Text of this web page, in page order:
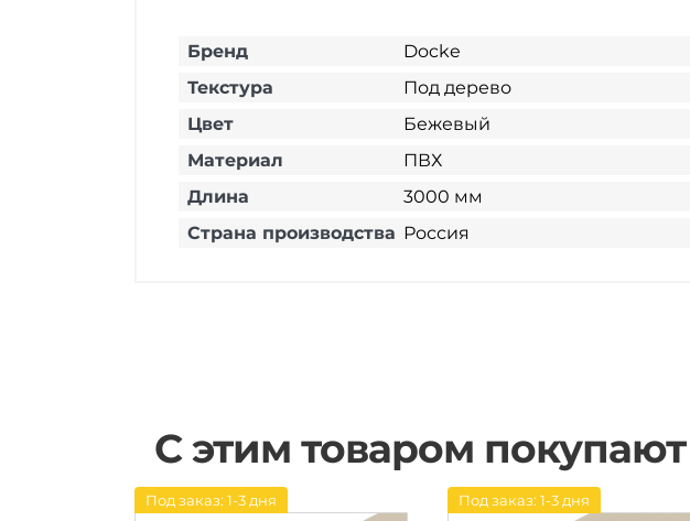
Бренд
Docke
Текстура
Под дерево
Цвет
Бежевый
Материал
ПВХ
Длина
3000 мм
Страна производства Россия
С этим товаром покупают
Под заказ: 1-3 дня Под заказ: 1-3 дня